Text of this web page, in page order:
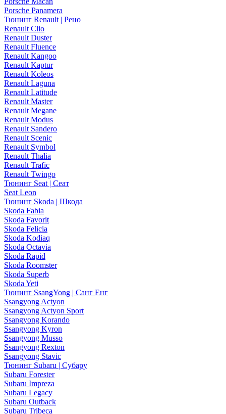
Porsche Panamera
Тюнинг Renault | Рено
Renault Clio
Renault Duster
Renault Fluence
Renault Kangoo
Renault Kaptur
Renault Koleos
Renault Laguna
Renault Latitude
Renault Master
Renault Megane
Renault Modus
Renault Sandero
Renault Scenic
Renault Symbol
Renault Thalia
Renault Trafic
Renault Twingo
Тюнинг Seat | Сеат
Seat Leon
Тюнинг Skoda | Шкода
Skoda Fabia
Skoda Favorit
Skoda Felicia
Skoda Kodiaq
Skoda Octavia
Skoda Rapid
Skoda Roomster
Skoda Superb
Skoda Yeti
Тюнинг SsangYong | Санг Енг
Ssangyong Actyon
Ssangyong Actyon Sport
Ssangyong Korando
Ssangyong Kyron
Ssangyong Musso
Ssangyong Rexton
Ssangyong Stavic
Тюнинг Subaru | Субару
Subaru Forester
Subaru Impreza
Subaru Legacy
Subaru Outback
Subaru Tribeca